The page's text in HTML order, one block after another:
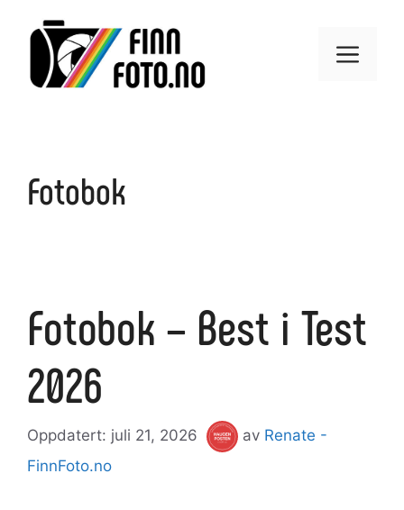
innhold
Meny
Fotobok
Fotobok – Best i Test
2026
juli 21, 2026 av Renate -
FinnFoto.no